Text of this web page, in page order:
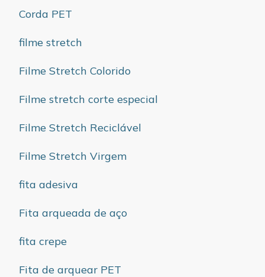
Corda PET
filme stretch
Filme Stretch Colorido
Filme stretch corte especial
Filme Stretch Reciclável
Filme Stretch Virgem
fita adesiva
Fita arqueada de aço
fita crepe
Fita de arquear PET